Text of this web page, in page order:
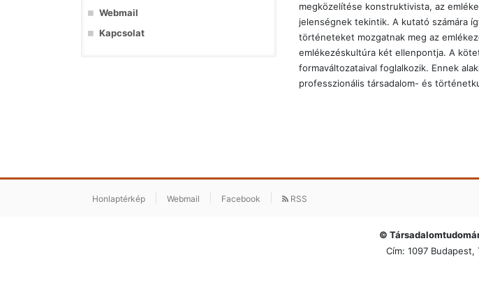
Webmail
Kapcsolat
megközelítése konstruktivista, az
jelenségnek tekintik. A kutató számára
történeteket mozgatnak meg az
emlékezéskultúra két ellenpontja. A
formaváltozataival foglalkozik. Ennek
professzionális társadalom- és
Honlaptérkép Webmail Facebook RSS
©
Cím: 1097 Budapest,